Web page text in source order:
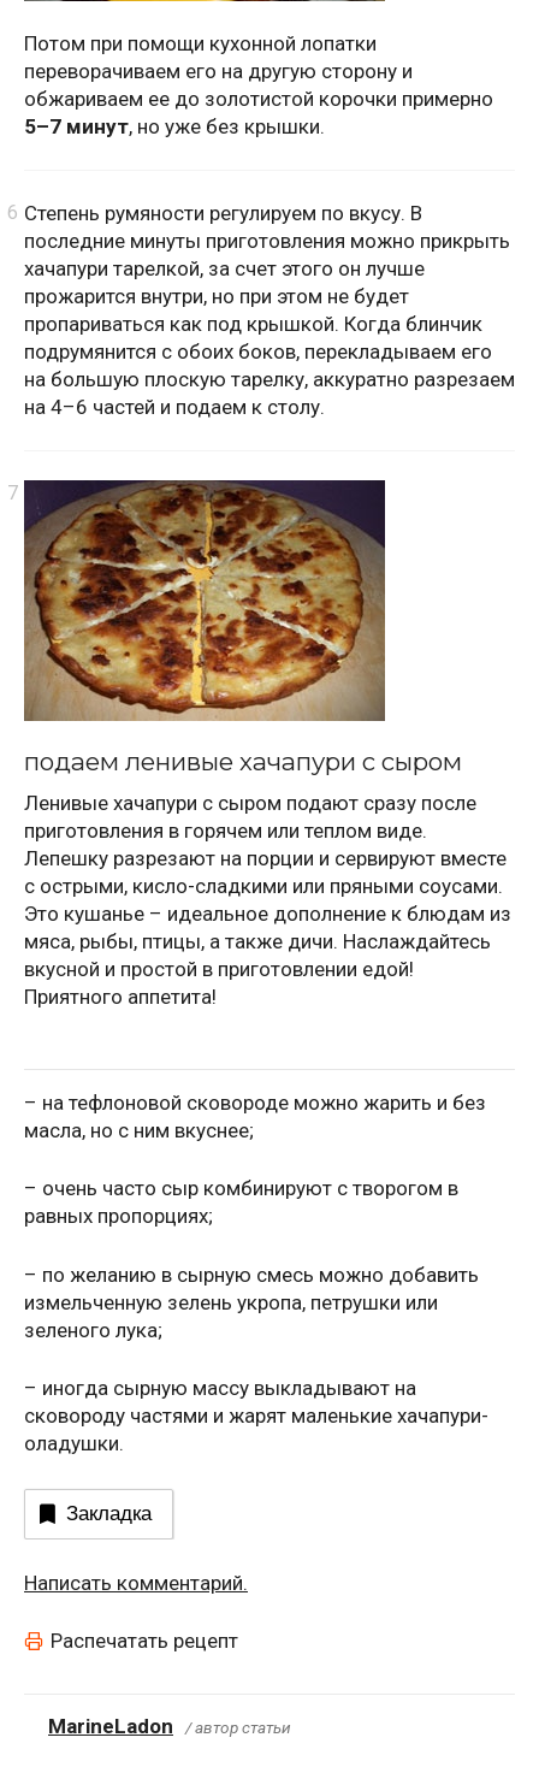
Потом при помощи кухонной лопатки
переворачиваем его на другую сторону и
обжариваем ее до золотистой корочки примерно
5–7 минут, но уже без крышки.
Степень румяности регулируем по вкусу. В
последние минуты приготовления можно прикрыть
хачапури тарелкой, за счет этого он лучше
прожарится внутри, но при этом не будет
пропариваться как под крышкой. Когда блинчик
подрумянится с обоих боков, перекладываем его
на большую плоскую тарелку, аккуратно разрезаем
на 4–6 частей и подаем к столу.
подаем ленивые хачапури с сыром
Ленивые хачапури с сыром подают сразу после
приготовления в горячем или теплом виде.
Лепешку разрезают на порции и сервируют вместе
с острыми, кисло-сладкими или пряными соусами.
Это кушанье – идеальное дополнение к блюдам из
мяса, рыбы, птицы, а также дичи. Наслаждайтесь
вкусной и простой в приготовлении едой!
Приятного аппетита!
– на тефлоновой сковороде можно жарить и без
масла, но с ним вкуснее;
– очень часто сыр комбинируют с творогом в
равных пропорциях;
– по желанию в сырную смесь можно добавить
измельченную зелень укропа, петрушки или
зеленого лука;
– иногда сырную массу выкладывают на
сковороду частями и жарят маленькие хачапури-
оладушки.
Закладка
Написать комментарий.
Распечатать рецепт
MarineLadon / автор статьи